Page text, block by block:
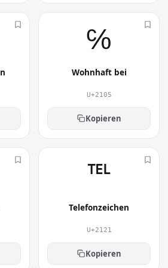
℅︎
Wohnhaft bei
U+2105
Kopieren
℡︎
Telefonzeichen
U+2121
Kopieren